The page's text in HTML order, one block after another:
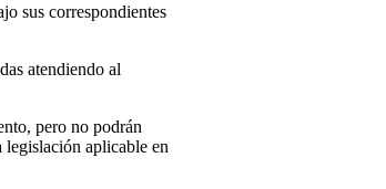
sus correspondientes
atendiendo al
pero no podrán
aplicable en